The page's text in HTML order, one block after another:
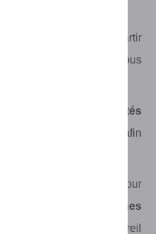
des
à partir
ce qui peut aider à vous
nouvelles fonctionnalités
des synonymes afin
de créer des images pour
cartes, des vues aériennes
à obtenir grâce à un appareil